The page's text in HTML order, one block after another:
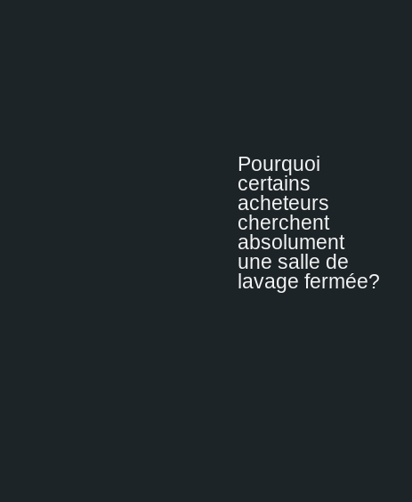
Pourquoi
certains
acheteurs
cherchent
absolument
une salle de
lavage fermée?